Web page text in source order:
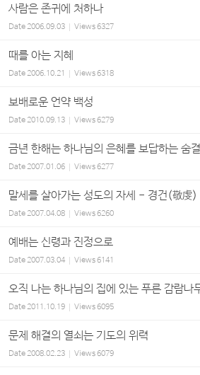
사람은 존귀에 처하나
Date2006.09.03 Views6327
때를 아는 지혜
Date2006.10.21 Views6318
보배로운 언약 백성
Date2010.09.13 Views6279
금년 한해는 하나님의 은혜를 보답하는 숨
Date2007.01.06 Views6277
말세를 살아가는 성도의 자세 - 경건(敬虔)
Date2007.04.08 Views6260
예배는 신령과 진정으로
Date2007.03.04 Views6141
오직 나는 하나님의 집에 있는 푸른 감람나
Date2011.10.19 Views6095
문제 해결의 열쇠는 기도의 위력
Date2008.02.23 Views6079